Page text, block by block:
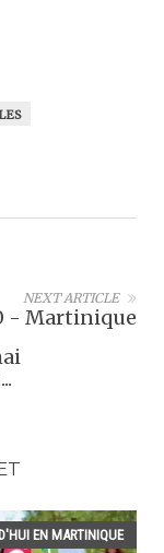
NEXT ARTICLE
- Martinique
EN MARTINIQUE